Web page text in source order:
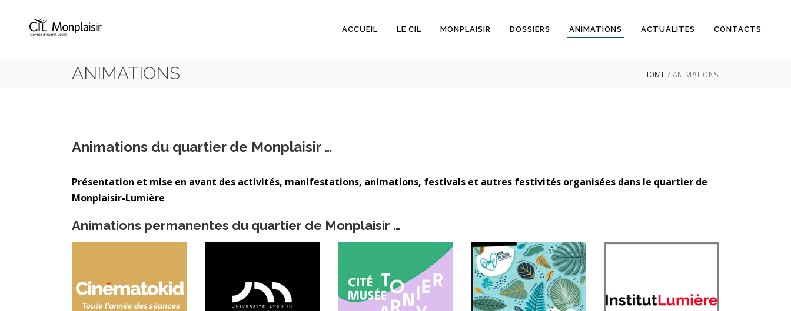
ACCUEIL LE CIL MONPLAISIR DOSSIERS ANIMATIONS ACTUALITES CONTACTS
ANIMATIONS HOME ANIMATIONS
Animations du quartier de Monplaisir …
Présentation et mise en avant des activités, manifestations, animations, festivals et autres festivités organisées dans le quartier de
Monplaisir-Lumière
Animations permanentes du quartier de Monplaisir …